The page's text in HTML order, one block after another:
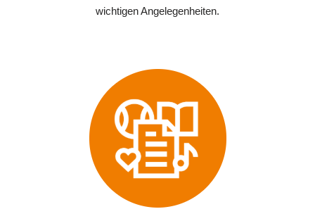
wichtigen Angelegenheiten.